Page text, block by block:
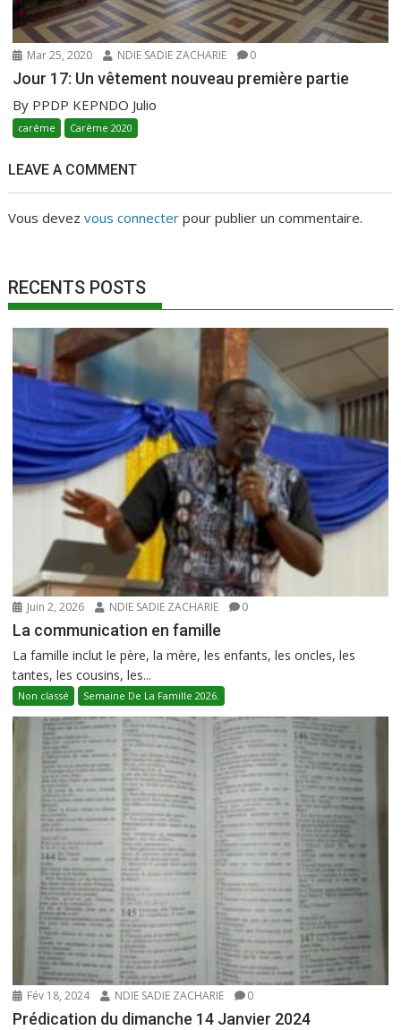
Mar 25, 2020 NDIE SADIE ZACHARIE 0
Jour 17: Un vêtement nouveau première partie
By PPDP KEPNDO Julio
carême Carême 2020
LEAVE A COMMENT
Vous devezvous connecter pour publier un commentaire.
RECENTS POSTS
Juin 2, 2026 NDIE SADIE ZACHARIE 0
La communication en famille
La famille inclut le père, la mère, les enfants, les oncles, les
tantes, les cousins, les...
Non classé Semaine De La Famille 2026.
Fév 18, 2024 NDIE SADIE ZACHARIE 0
Prédication du dimanche 14 Janvier 2024